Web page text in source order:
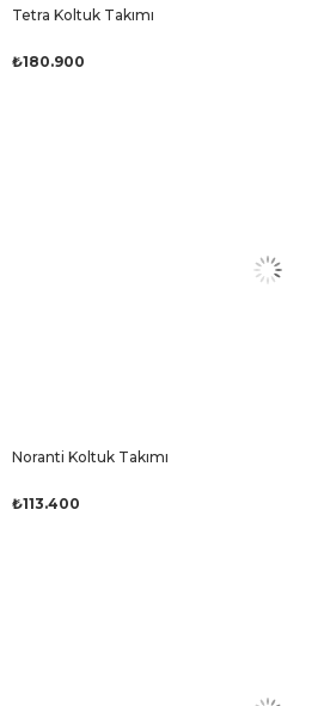
Tetra Koltuk Takımı
₺180.900
Noranti Koltuk Takımı
₺113.400